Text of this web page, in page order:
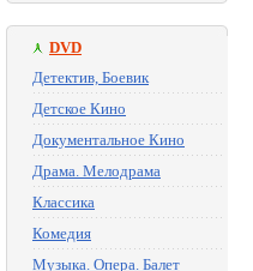
DVD
Детектив, Боевик
Детское Кино
Документальное Кино
Драма. Мелодрама
Классика
Комедия
Музыка. Опера. Балет